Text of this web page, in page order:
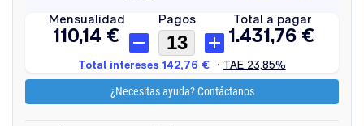
¿Necesitas ayuda? Contáctanos